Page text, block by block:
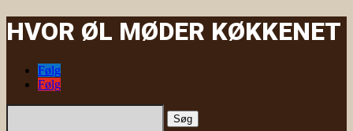
HVOR ØL MØDER KØKKENET
Følg
Følg
Søg